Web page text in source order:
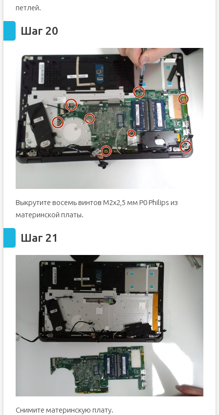
петлей.
Шаг 20
Выкрутите восемь винтов M2x2,5 мм P0 Philips из
материнской платы.
Шаг 21
Снимите материнскую плату.